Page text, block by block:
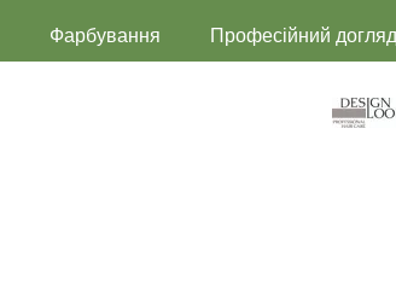
Фарбування Професійний догляд